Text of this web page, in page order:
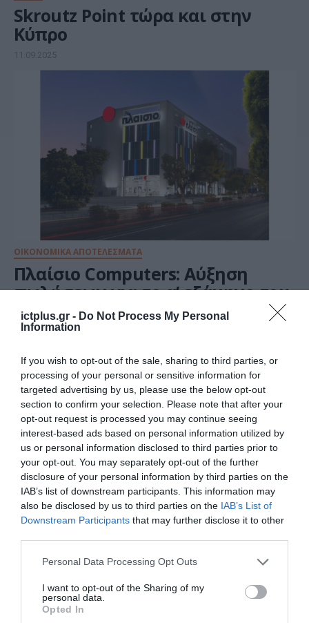
ictplus.gr - Do Not Process My Personal
Information
If you wish to opt-out of the sale, sharing to third parties, or
processing of your personal or sensitive information for
targeted advertising by us, please use the below opt-out
section to confirm your selection. Please note that after your
opt-out request is processed you may continue seeing
interest-based ads based on personal information utilized by
us or personal information disclosed to third parties prior to
your opt-out. You may separately opt-out of the further
disclosure of your personal information by third parties on the
IAB’s list of downstream participants. This information may
also be disclosed by us to third parties on the IAB’s List of
Downstream Participants that may further disclose it to other
Please note that this website/app uses one or more Google
not limited to your visit or usage behaviour. You may click to
grant or deny consent to Google and its third-party tags to
use your data for below specified purposes in below Google
Personal Data Processing Opt Outs
I want to opt-out of the Sharing of my
personal data.
Opted In
Skroutz Point τώρα και στην
Κύπρο
11.09.2025
ΟΙΚΟΝΟΜΙΚΑ ΑΠΟΤΕΛΕΣΜΑΤΑ
Πλαίσιο Computers: Αύξηση
πωλήσεων για το α’ εξάμηνο του
2025
31.07.2025
ΟΙΚΟΝΟΜΙΚΑ ΑΠΟΤΕΛΕΣΜΑΤΑ
διψήφια αύξηση λειτουργικής
κερδοφορίας και δυναμική
επέκταση του δικτύου
31.07.2025